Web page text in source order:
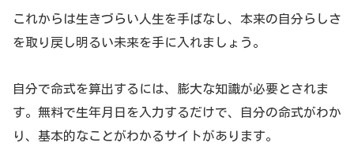
これからは生きづらい人生を手ばなし、本来の自分らしさ
を取り戻し明るい未来を手に入れましょう。
自分で命式を算出するには、膨大な知識が必要とされま
す。無料で生年月日を入力するだけで、自分の命式がわか
り、基本的なことがわかるサイトがあります。